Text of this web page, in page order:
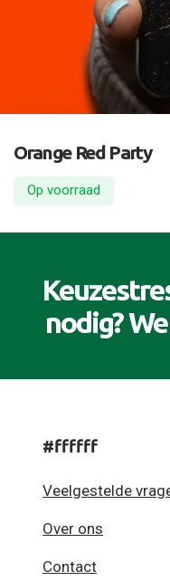
Orange Red Party
Op voorraad
nodig? We
#ffffff
Veelgestelde
Over ons
Contact